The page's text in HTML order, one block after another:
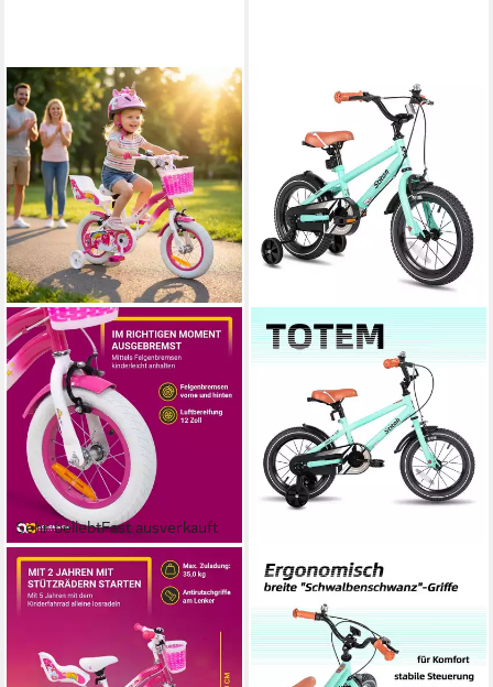
Sehr beliebtFast ausverkauft
ACTIONBIKES MOTORS
Kinderfahrrad Mädchen
Kinder Fahrrad Unicorn inkl.
Puppensitz & Fahrradkorb
Gänge
JOYSTAR
Kinderfahrrad Totem
12/14/16/18/20 Zoll
Kinderfahrrad für 2-11 jährige
Jungen